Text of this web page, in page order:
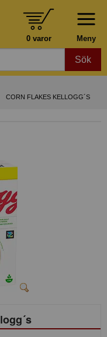
Meny
0 varor
Sök
CORN FLAKES KELLOGG´S